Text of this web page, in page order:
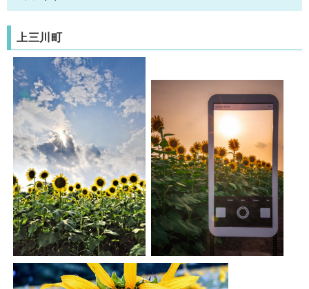
上三川町